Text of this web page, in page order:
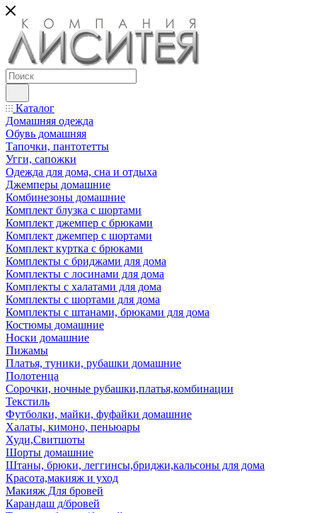
Каталог
Домашняя одежда
Обувь домашняя
Тапочки, пантотетты
Угги, сапожки
Одежда для дома, сна и отдыха
Джемперы домашние
Комбинезоны домашние
Комплект блузка с шортами
Комплект джемпер с брюками
Комплект джемпер с шортами
Комплект куртка с брюками
Комплекты с бриджами для дома
Комплекты с лосинами для дома
Комплекты с халатами для дома
Комплекты с шортами для дома
Комплекты с штанами, брюками для дома
Костюмы домашние
Носки домашние
Пижамы
Платья, туники, рубашки домашние
Полотенца
Сорочки, ночные рубашки,платья,комбинации
Текстиль
Футболки, майки, фуфайки домашние
Халаты, кимоно, пеньюары
Худи,Свитшоты
Шорты домашние
Штаны, брюки, леггинсы,бриджи,кальсоны для дома
Красота,макияж и уход
Макияж Для бровей
Карандаш д/бровей